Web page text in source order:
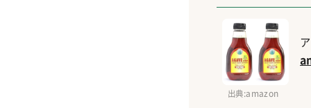
出典:amazon